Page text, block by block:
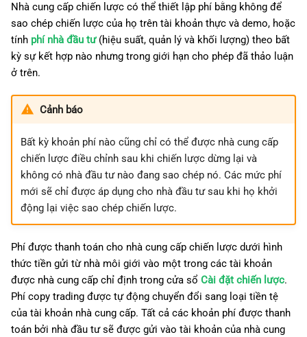
Nhà cung cấp chiến lược có thể thiết lập phí bằng không để
sao chép chiến lược của họ trên tài khoản thực và demo, hoặc
tính phí nhà đầu tư(hiệu suất, quản lý và khối lượng) theo bất
kỳ sự kết hợp nào nhưng trong giới hạn cho phép đã thảo luận
ở trên.
Cảnh báo
Bất kỳ khoản phí nào cũng chỉ có thể được nhà cung cấp
chiến lược điều chỉnh sau khi chiến lược dừng lại và
không có nhà đầu tư nào đang sao chép nó. Các mức phí
mới sẽ chỉ được áp dụng cho nhà đầu tư sau khi họ khởi
động lại việc sao chép chiến lược.
Phí được thanh toán cho nhà cung cấp chiến lược dưới hình
thức tiền gửi từ nhà môi giới vào một trong các tài khoản
được nhà cung cấp chỉ định trong cửa sổ Cài đặt chiến lược.
Phí copy trading được tự động chuyển đổi sang loại tiền tệ
của tài khoản nhà cung cấp. Tất cả các khoản phí được thanh
toán bởi nhà đầu tư sẽ được gửi vào tài khoản của nhà cung